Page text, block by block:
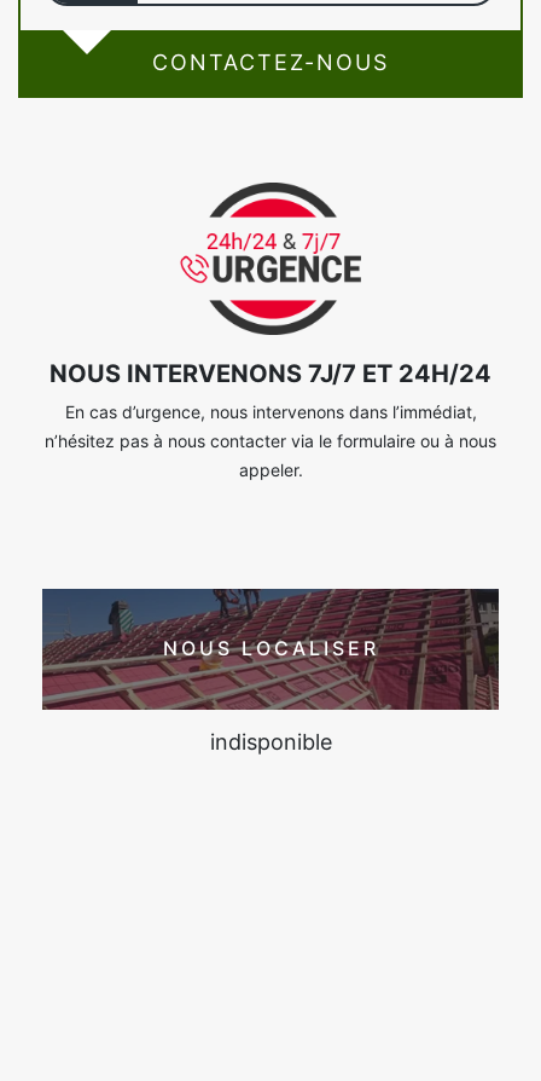
CONTACTEZ-NOUS
NOUS INTERVENONS 7J/7 ET 24H/24
En cas d’urgence, nous intervenons dans l’immédiat,
n’hésitez pas à nous contacter via le formulaire ou à nous
appeler.
NOUS LOCALISER
indisponible